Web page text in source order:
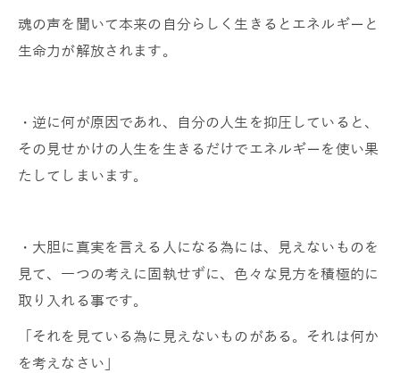
魂の声を聞いて本来の自分らしく生きるとエネルギーと
生命力が解放されます。
・逆に何が原因であれ、自分の人生を抑圧していると、
その見せかけの人生を生きるだけでエネルギーを使い果
たしてしまいます。
・大胆に真実を言える人になる為には、見えないものを
見て、一つの考えに固執せずに、色々な見方を積極的に
取り入れる事です。
「それを見ている為に見えないものがある。それは何か
を考えなさい」